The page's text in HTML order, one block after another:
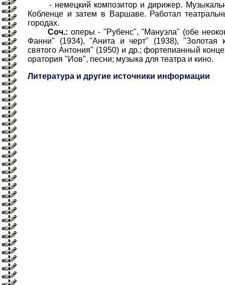
- немецкий композитор и дирижер.
Кобленце и затем в Варшаве. Работал
городах.
Соч.: оперы - "Рубенс", "Мануэла" (обе
Фанни" (1934), "Анита и черт" (1938), "Золотая
святого Антония" (1950) и др.; фортепианный
оратория "Иов", песни; музыка для театра и кино.
Литература и другие источники информации